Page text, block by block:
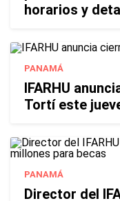
horarios y
PANAMÁ
IFARHU
Tortí este
PANAMÁ
Director del